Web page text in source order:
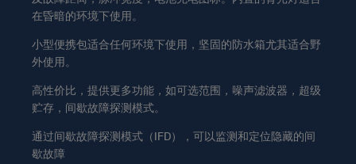
在昏暗的环境下使用。
小型便携包适合任何环境下使用，坚固的防水箱尤其适合野
外使用。
高性价比，提供更多功能，如可选范围，噪声滤波器，超级
贮存，间歇故障探测模式。
通过间歇故障探测模式（IFD），可以监测和定位隐藏的间
歇故障